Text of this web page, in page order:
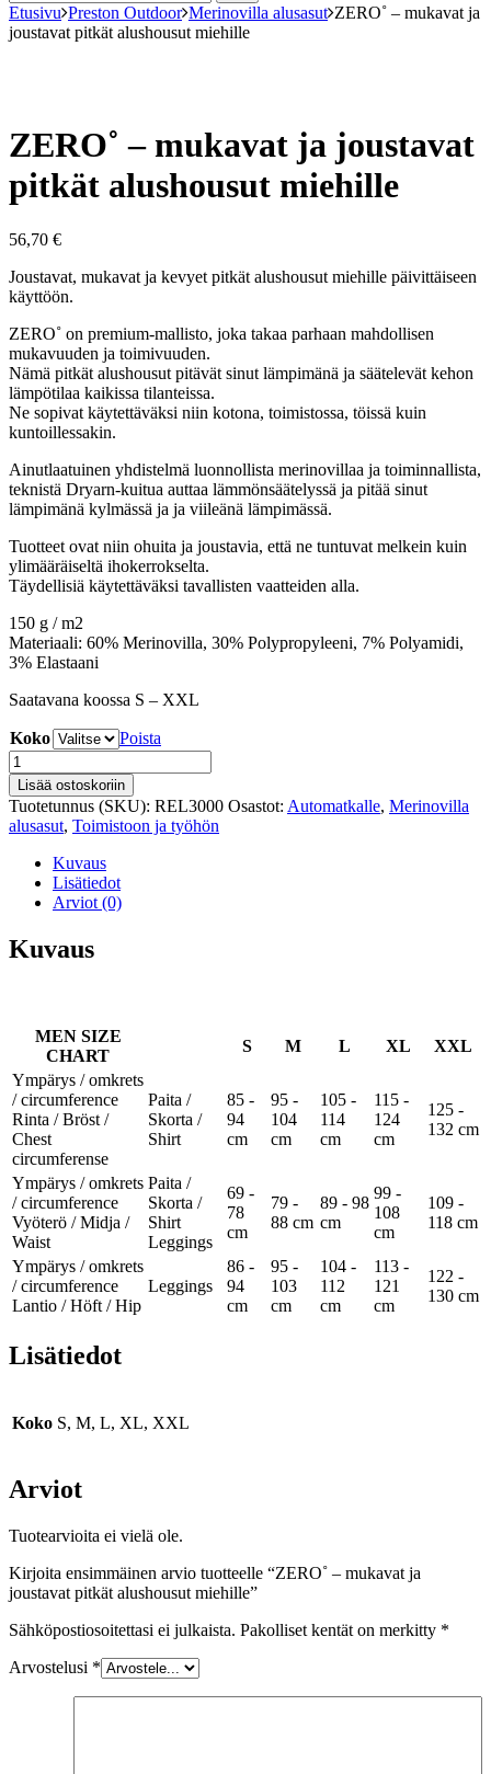
Etusivu Preston Outdoor Merinovilla alusasut ZERO˚ – mukavat ja
joustavat pitkät alushousut miehille
ZERO˚ – mukavat ja joustavat
pitkät alushousut miehille
56,70 €
Joustavat, mukavat ja kevyet pitkät alushousut miehille päivittäiseen
käyttöön.
ZERO˚ on premium-mallisto, joka takaa parhaan mahdollisen
mukavuuden ja toimivuuden.
Nämä pitkät alushousut pitävät sinut lämpimänä ja säätelevät kehon
lämpötilaa kaikissa tilanteissa.
Ne sopivat käytettäväksi niin kotona, toimistossa, töissä kuin
kuntoillessakin.
Ainutlaatuinen yhdistelmä luonnollista merinovillaa ja toiminnallista,
teknistä Dryarn-kuitua auttaa lämmönsäätelyssä ja pitää sinut
lämpimänä kylmässä ja ja viileänä lämpimässä.
Tuotteet ovat niin ohuita ja joustavia, että ne tuntuvat melkein kuin
ylimääräiseltä ihokerrokselta.
Täydellisiä käytettäväksi tavallisten vaatteiden alla.
150 g / m2
Materiaali: 60% Merinovilla, 30% Polypropyleeni, 7% Polyamidi,
3% Elastaani
Saatavana koossa S – XXL
Koko
Poista
ZERO˚
-
mukavat
ja
joustavat
pitkät
alushousut
miehille
Lisää ostoskoriin
Tuotetunnus (SKU): REL3000 Osastot: Automatkalle, Merinovilla
alusasut, Toimistoon ja työhön
Kuvaus
Lisätiedot
Arviot (0)
Kuvaus
MEN SIZE
CHART
S M L XL
XXL
Ympärys / omkrets
/ circumference
Rinta / Bröst /
Chest
circumferense
Paita /
Skorta /
Shirt
85 -
94
cm
95 -
104
cm
105 -
114
cm
115 -
124
cm
125 -
132 cm
Ympärys / omkrets
/ circumference
Vyöterö / Midja /
Waist
Paita /
Skorta /
Shirt
Leggings
69 -
78
cm
79 -
88 cm
89 - 98
cm
99 -
108
cm
109 -
118 cm
Ympärys / omkrets
/ circumference
Lantio / Höft / Hip
Leggings
86 -
94
cm
95 -
103
cm
104 -
112
cm
113 -
121
cm
122 -
130 cm
Lisätiedot
Koko S, M, L, XL, XXL
Arviot
Tuotearvioita ei vielä ole.
Kirjoita ensimmäinen arvio tuotteelle “ZERO˚ – mukavat ja
joustavat pitkät alushousut miehille”
Sähköpostiosoitettasi ei julkaista. Pakolliset kentät on merkitty *
Arvostelusi *